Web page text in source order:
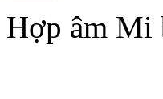
Hợp âm Mi